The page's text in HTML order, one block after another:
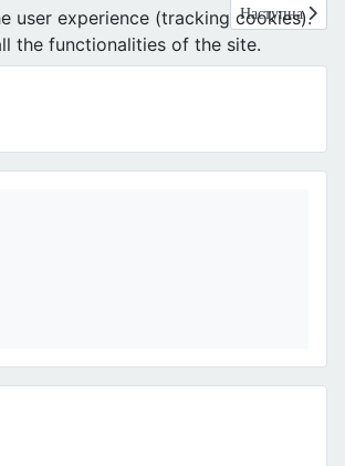
Наступна
Наступна
user experience (tracking cookies).
the functionalities of the site.